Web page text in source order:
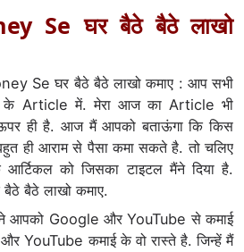
Se घर बैठे बैठे लाखो
Se घर बैठे बैठे लाखो कमाए : आप सभी
के Article में. मेरा आज का Article भी
ही है. आज मैं आपको बताऊंगा कि किस
बहुत ही आराम से पैसा कमा सकते है. तो चलिए
को जिसका टाइटल मैंने दिया है.
बैठे लाखो कमाए.
आपको Google और YouTube से कमाई
YouTube कमाई के वो रास्ते है. जिन्हें मैं